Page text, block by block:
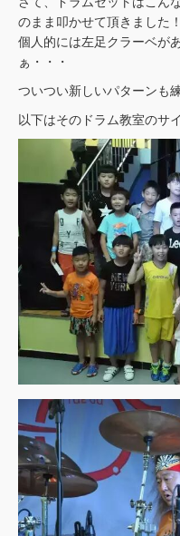
のまま叩かせて頂きました！
個人的には左足クラーベが
ぁ・・・
ついつい新しいパターンも
以下はそのドラム教室のサ